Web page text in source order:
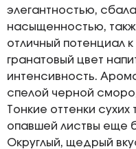
элегантностью,
насыщенностью,
отличный потенциал
гранатовый цвет
интенсивность.
спелой черной
Тонкие оттенки
опавшей листвы еще
Округлый, щедрый